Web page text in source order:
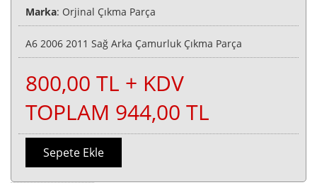
Marka: Orjinal Çıkma Parça
A6 2006 2011 Sağ Arka Çamurluk Çıkma Parça
800,00 TL + KDV
TOPLAM 944,00 TL
Sepete Ekle